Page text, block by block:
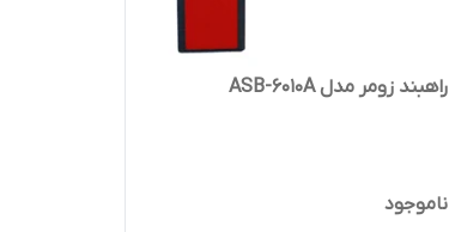
راهبند زومر مدل ASB-6010A
ناموجود